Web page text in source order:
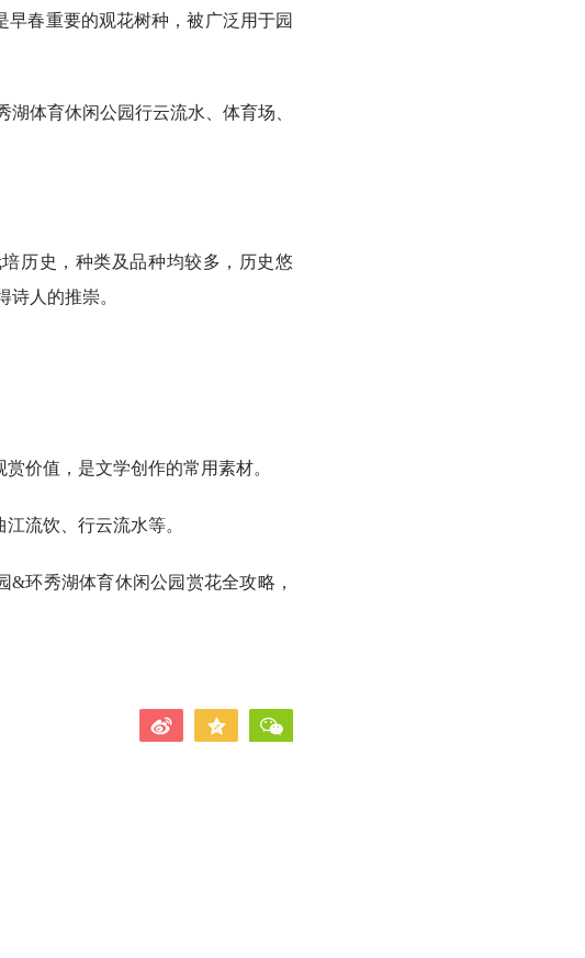
春重要的观花树种，被广泛用于园
体育休闲公园行云流水、体育场、
历史，种类及品种均较多，历史悠
人的推崇。
价值，是文学创作的常用素材。
流饮、行云流水等。
环秀湖体育休闲公园赏花全攻略，